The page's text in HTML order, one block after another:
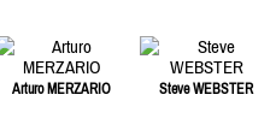
Arturo MERZARIO
Steve WEBSTER